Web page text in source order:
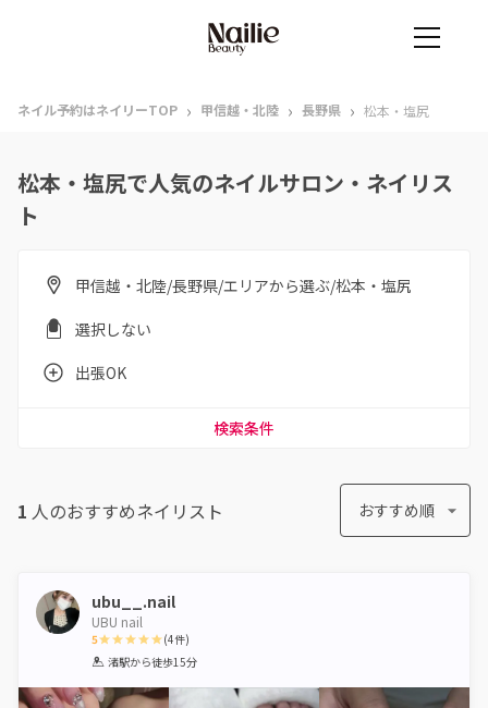
ネイル予約はネイリーTOP › 甲信越・北陸 › 長野県 › 松本・塩尻
松本・塩尻で人気のネイルサロン・ネイリス
ト
甲信越・北陸/長野県/エリアから選ぶ/松本・塩尻
選択しない
出張OK
検索条件
1 人のおすすめネイリスト おすすめ順
ubu__.nail
UBU nail
5
1 2 3 4 5
(4件)
渚駅から徒歩15分